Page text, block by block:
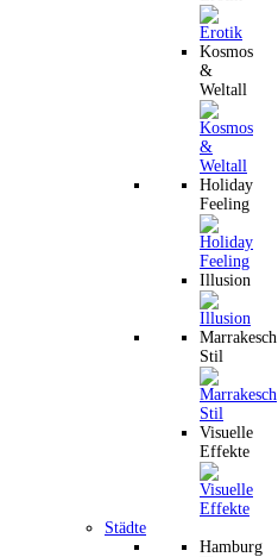
Kosmos
&
Weltall
Holiday
Feeling
Illusion
Marrakesch
Stil
Visuelle
Effekte
Städte
Hamburg